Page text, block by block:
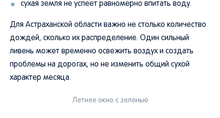
сухая земля не успеет равномерно впитать воду.
Для Астраханской области важно не столько количество
дождей, сколько их распределение. Один сильный
ливень может временно освежить воздух и создать
проблемы на дорогах, но не изменить общий сухой
характер месяца.
Летнее окно с зеленью